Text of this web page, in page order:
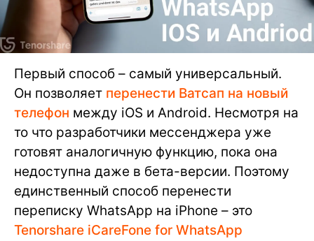
Первый способ – самый универсальный.
Он позволяет перенести Ватсап на новый
телефон между iOS и Android. Несмотря на
то что разработчики мессенджера уже
готовят аналогичную функцию, пока она
недоступна даже в бета-версии. Поэтому
единственный способ перенести
переписку WhatsApp на iPhone – это
Tenorshare iCareFone for WhatsApp